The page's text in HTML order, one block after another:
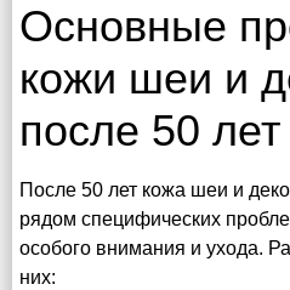
Основные
кожи шеи и
после 50 лет
После 50 лет кожа шеи и
рядом специфических
особого внимания и ухода.
них: